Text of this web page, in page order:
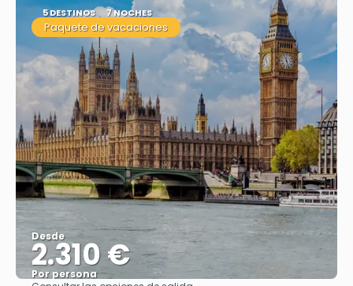
5 DESTINOS 7 NOCHES
Paquete de vacaciones
Desde
2.310 €
Por persona